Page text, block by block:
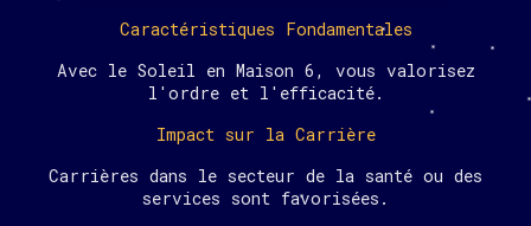
Caractéristiques Fondamentales
Avec le Soleil en Maison 6, vous valorisez
l'ordre et l'efficacité.
Impact sur la Carrière
Carrières dans le secteur de la santé ou des
services sont favorisées.